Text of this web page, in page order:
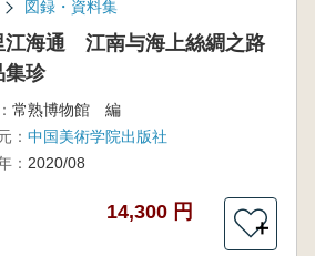
図録・資料集
江海通 江南与海上絲綢之路
集珍
常熟博物館 編
： 中国美術学院出版社
： 2020/08
14,300 円
＋